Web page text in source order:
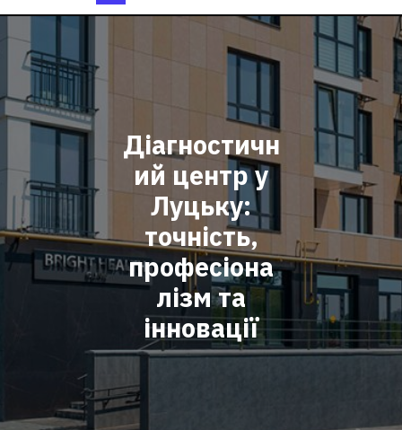
Діагностичн
ий центр у
Луцьку:
точність,
професіона
лізм та
інновації